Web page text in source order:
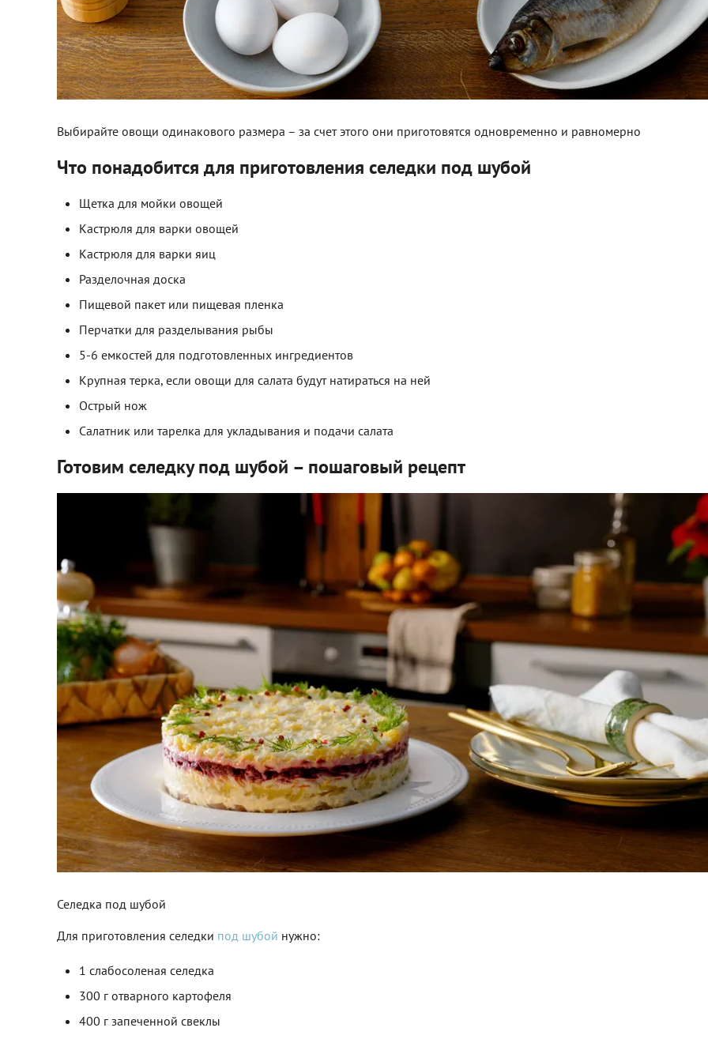
Выбирайте овощи одинакового размера – за счет этого они приготовятся одновременно и равномерно
Что понадобится для приготовления селедки под шубой
Щетка для мойки овощей
Кастрюля для варки овощей
Кастрюля для варки яиц
Разделочная доска
Пищевой пакет или пищевая пленка
Перчатки для разделывания рыбы
5-6 емкостей для подготовленных ингредиентов
Крупная терка, если овощи для салата будут натираться на ней
Острый нож
Салатник или тарелка для укладывания и подачи салата
Готовим селедку под шубой – пошаговый рецепт
Селедка под шубой
Для приготовления селедки под шубой нужно:
1 слабосоленая селедка
300 г отварного картофеля
400 г запеченной свеклы